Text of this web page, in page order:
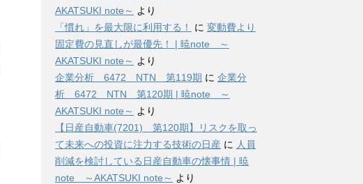
AKATSUKI note～ より
「慣れ」を最大限に利用する！
に 変動費より
固定費の見直しが最優先！ | 暁note ～
AKATSUKI note～ より
企業分析 6472 NTN 第119期 に 企業分
析 6472 NTN 第120期 | 暁note ～
AKATSUKI note～ より
【日産自動車(7201) 第120期】リスクを取っ
て未来への投資に注力する技術の日産 に 人員
削減を検討している日産自動車の懐事情 | 暁
note ～AKATSUKI note～ より